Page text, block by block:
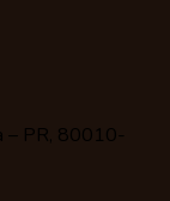
– PR, 80010-